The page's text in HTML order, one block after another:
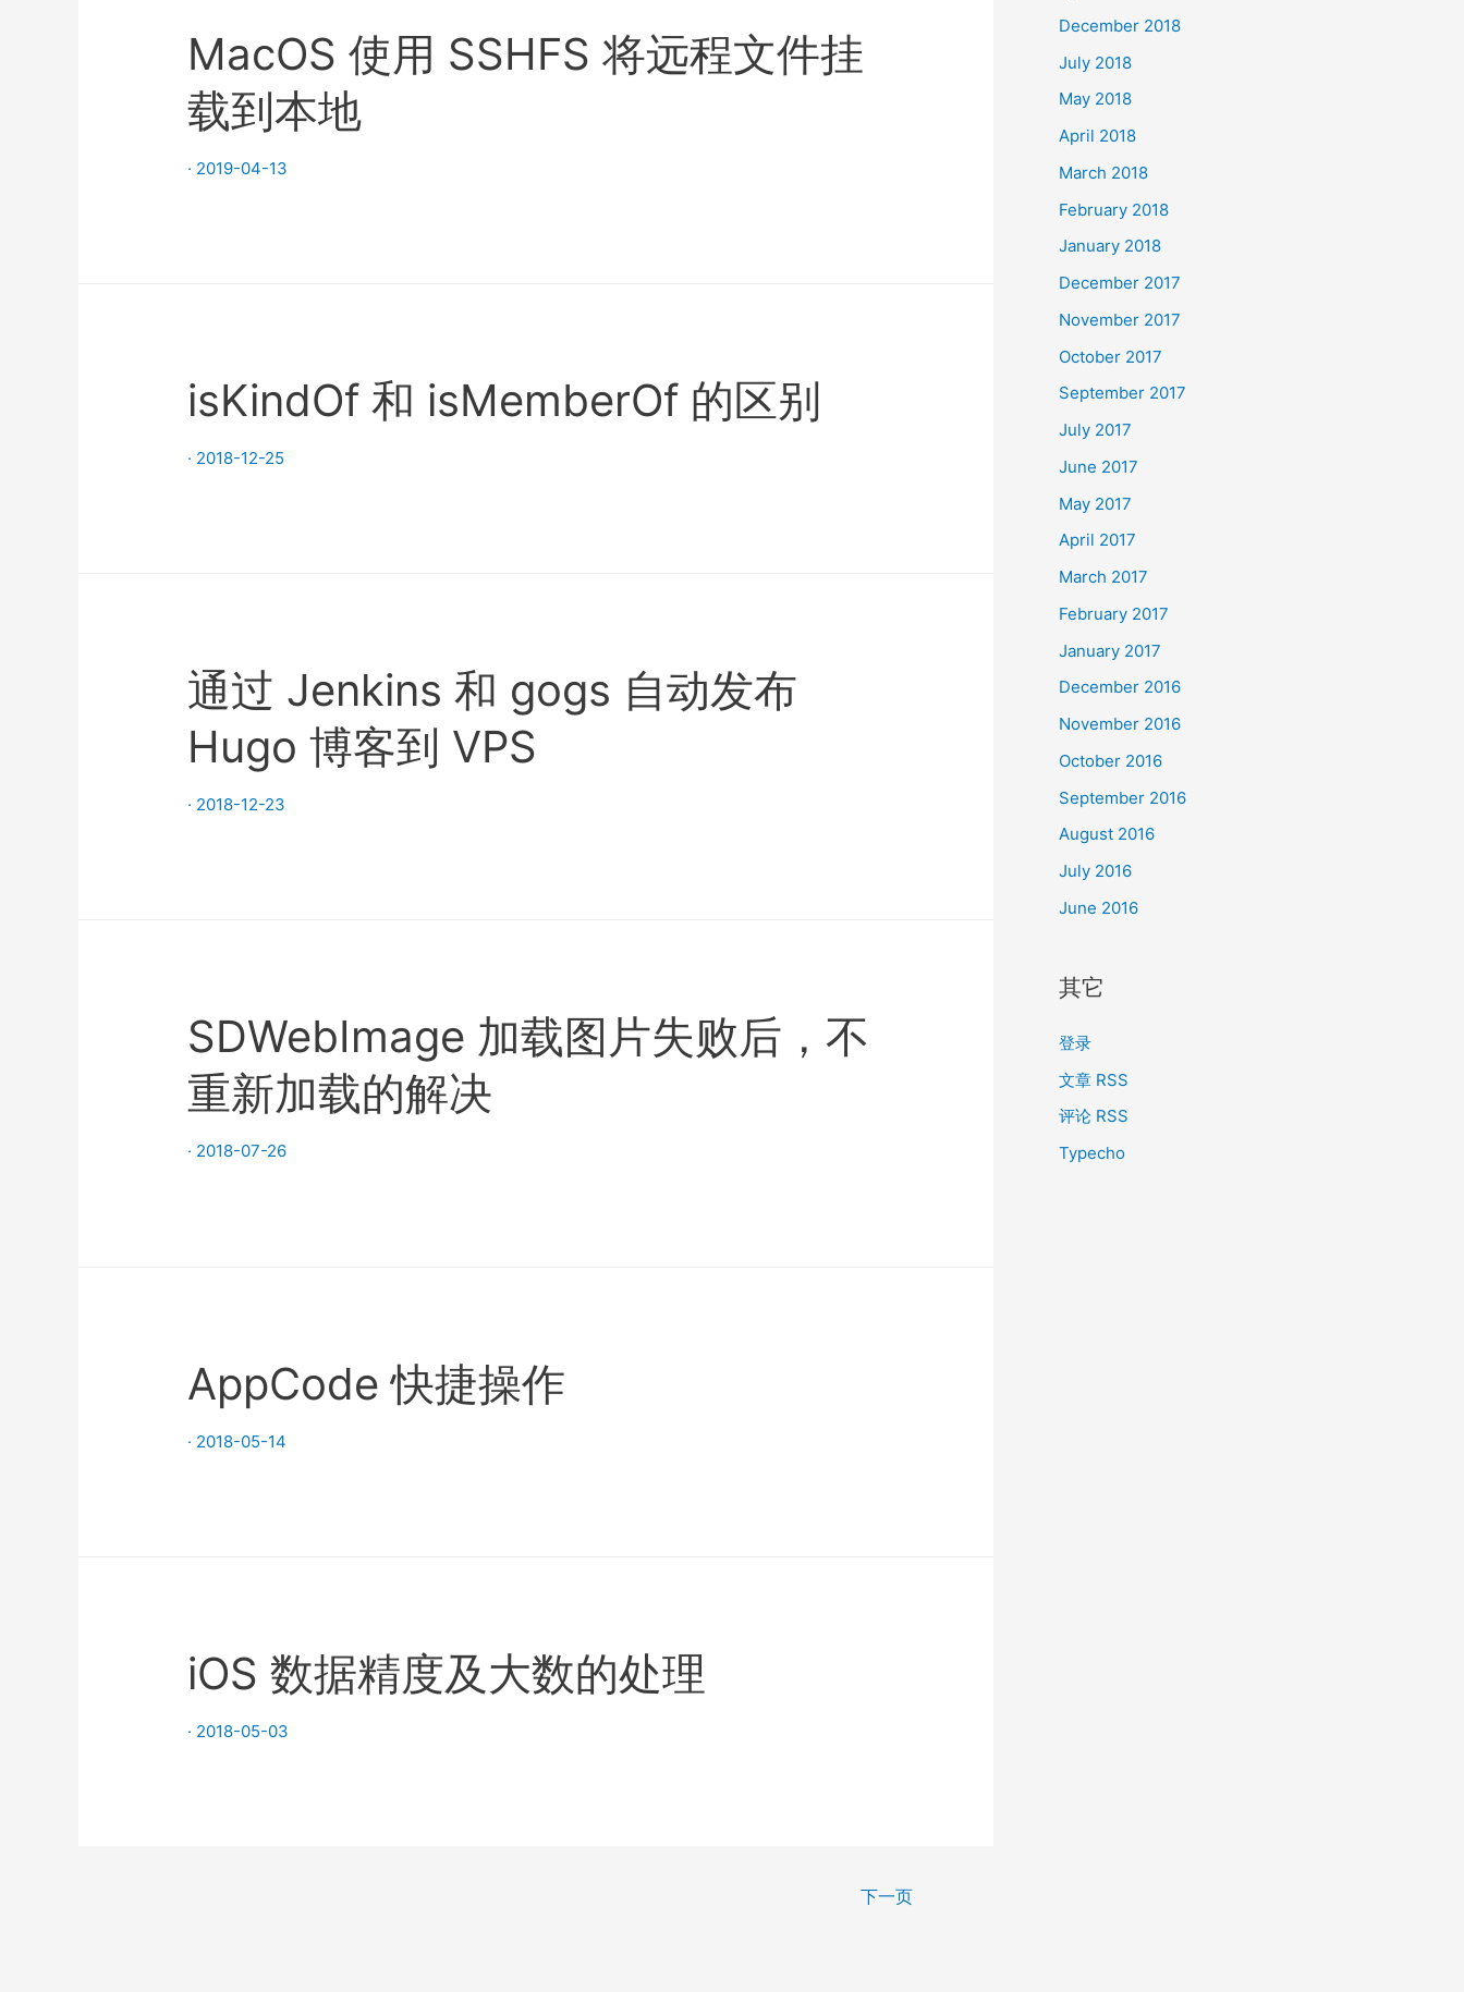
MacOS 使用 SSHFS 将远程文件挂
载到本地
· 2019-04-13
isKindOf 和 isMemberOf 的区别
· 2018-12-25
通过 Jenkins 和 gogs 自动发布
Hugo 博客到 VPS
· 2018-12-23
SDWebImage 加载图片失败后，不
重新加载的解决
· 2018-07-26
AppCode 快捷操作
· 2018-05-14
iOS 数据精度及大数的处理
· 2018-05-03
下一页
December 2018
July 2018
May 2018
April 2018
March 2018
February 2018
January 2018
December 2017
November 2017
October 2017
September 2017
July 2017
June 2017
May 2017
April 2017
March 2017
February 2017
January 2017
December 2016
November 2016
October 2016
September 2016
August 2016
July 2016
June 2016
其它
登录
文章 RSS
评论 RSS
Typecho